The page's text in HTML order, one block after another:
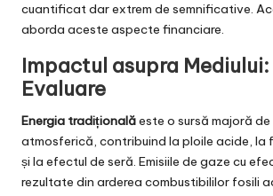
cuantificat dar extrem de semnificative.
aborda aceste aspecte financiare.
Impactul asupra Mediului:
Evaluare
Energia tradiționalăeste o sursă majoră de
atmosferică, contribuind la ploile acide, la
și la efectul de seră. Emisiile de gaze cu
rezultate din arderea combustibililor fosili